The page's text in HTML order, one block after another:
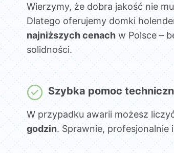
Wierzymy, że dobra jakość nie
Dlatego oferujemy domki
najniższych cenach w Polsce –
solidności.
Szybka pomoc
W przypadku awarii możesz
godzin. Sprawnie, profesjonalnie